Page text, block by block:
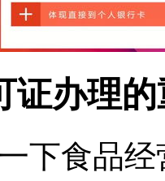
证办理
下食品